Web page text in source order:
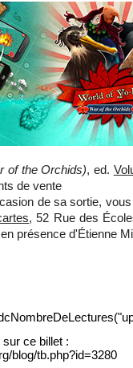
of the Orchids), ed.
de vente
de sa sortie,
, 52 Rue des
présence d'Étienne
ce billet :
blog/tb.php?id=3280